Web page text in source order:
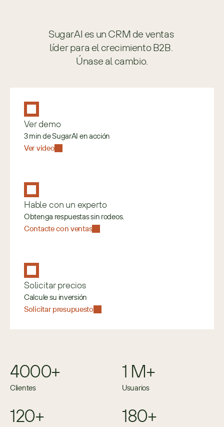
SugarAI es un CRM de ventas
líder para el crecimiento B2B.
Únase al cambio.
Ver demo
3 min de SugarAI en acción
Ver video
Hable con un experto
Obtenga respuestas sin rodeos.
Contacte con ventas
Solicitar precios
Calcule su inversión
Solicitar presupuesto
4000+
Clientes
1 M+
Usuarios
120+ 180+